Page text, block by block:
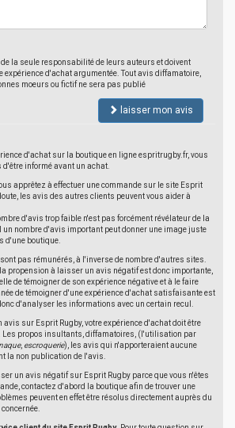
la seule responsabilité de leurs auteurs et doivent
expérience d'achat argumentée. Tout avis diffamatoire,
moeurs ou fictif ne sera pas publié
laisser mon avis
d'achat sur la boutique en ligne espritrugby.fr, vous
informé avant un achat.
apprêtez à effectuer une commande sur le site Esprit
les avis des autres clients peuvent vous aider à
d'avis trop faible n'est pas forcément révélateur de la
un nombre d'avis important peut donner une image juste
d'une boutique.
pas rémunérés, à l'inverse de nombre d'autres sites.
propension à laisser un avis négatif est donc importante,
de témoigner de son expérience négative et à le faire
de témoigner d'une expérience d'achat satisfaisante est
d'analyser les informations avec un certain recul.
sur Esprit Rugby, votre expérience d'achat doit être
Les propos insultants, diffamatoires, (l'utilisation par
, escroquerie), les avis qui n'apporteraient aucune
la non publication de l'avis.
un avis négatif sur Esprit Rugby parce que vous n'êtes
contactez d'abord la boutique afin de trouver une
peuvent en effet être résolus directement auprès du